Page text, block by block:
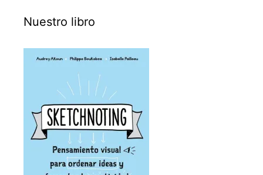
Nuestro libro